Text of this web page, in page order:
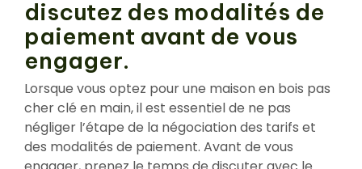
discutez des modalités de
paiement avant de vous
engager.
Lorsque vous optez pour une maison en bois pas
cher clé en main, il est essentiel de ne pas
négliger l’étape de la négociation des tarifs et
des modalités de paiement. Avant de vous